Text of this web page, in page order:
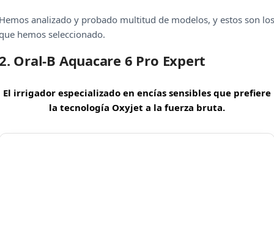
analizado y probado multitud de modelos, y estos son los
hemos seleccionado.
Oral-B Aquacare 6 Pro Expert
El irrigador especializado en encías sensibles que prefiere
la tecnología Oxyjet a la fuerza bruta.